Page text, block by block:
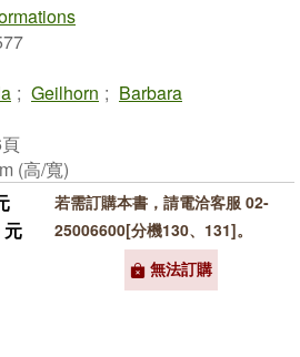
; Geilhorn ; Barbara
(高/寬)
元
若需訂購本書，請電洽客服 02-
25006600[分機130、131]。
無法訂購